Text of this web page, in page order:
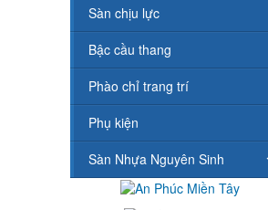
Sàn chịu lực
Bậc cầu thang
Phào chỉ trang trí
Phụ kiện
Sàn Nhựa Nguyên Sinh